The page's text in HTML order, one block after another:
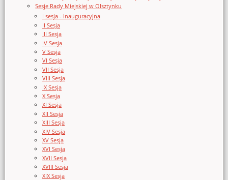
Sesje Rady Miejskiej w Olsztynku
I sesja - inauguracyjna
II Sesja
III Sesja
IV Sesja
V Sesja
VI Sesja
VII Sesja
VIII Sesja
IX Sesja
X Sesja
XI Sesja
XII Sesja
XIII Sesja
XIV Sesja
XV Sesja
XVI Sesja
XVII Sesja
XVIII Sesja
XIX Sesja